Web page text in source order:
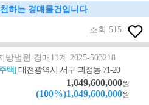
하는 경매물건입니다
조회 515
방법원 경매11계 2025-503218
택]대전광역시 서구 괴정동 71-20
1,049,600,000원
(100%)1,049,600,000원